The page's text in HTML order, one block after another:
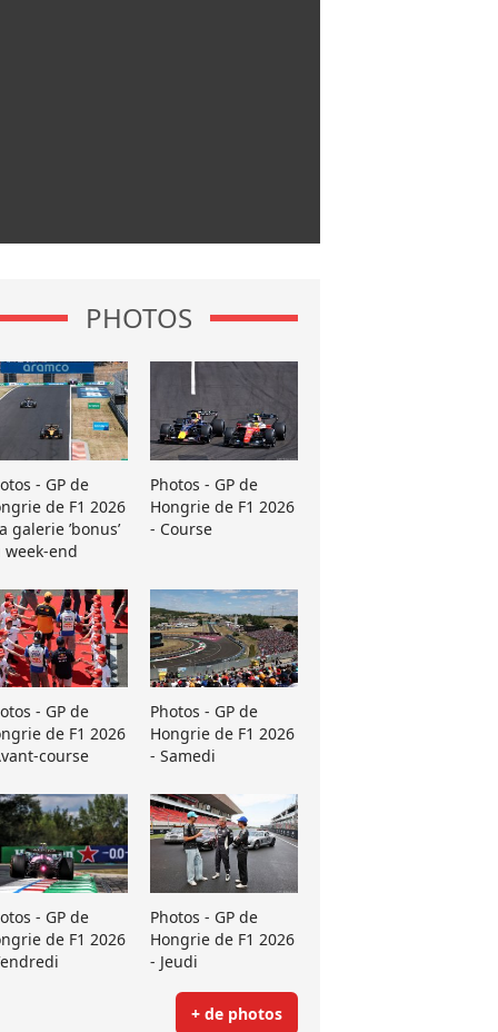
PHOTOS
- GP de
de F1 2026
galerie ’bonus’
week-end
Photos - GP de
Hongrie de F1 2026
- Course
- GP de
de F1 2026
course
Photos - GP de
Hongrie de F1 2026
- Samedi
- GP de
de F1 2026
Photos - GP de
Hongrie de F1 2026
- Jeudi
+ de photos